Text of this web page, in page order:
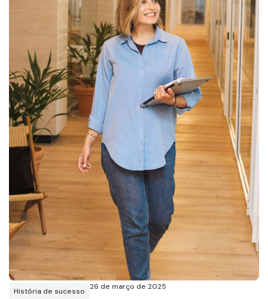
História de sucesso 26 de março de 2025